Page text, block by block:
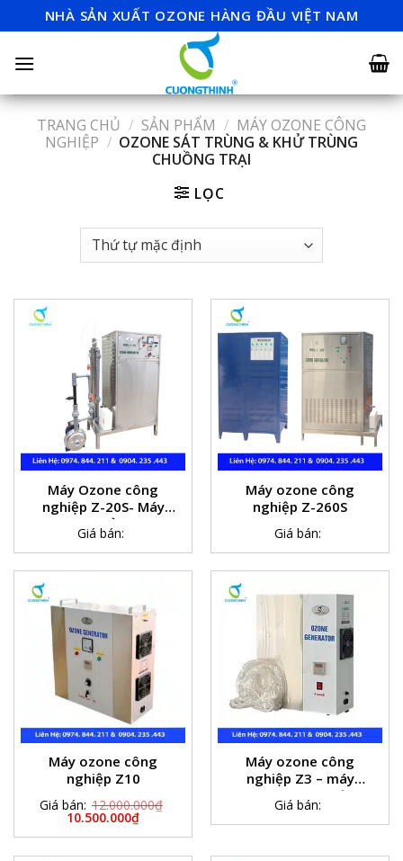
to
content
NHÀ SẢN XUẤT OZONE HÀNG ĐẦU VIỆT NAM
TRANG CHỦ / SẢN PHẨM / MÁY OZONE CÔNG
NGHIỆP / OZONE SÁT TRÙNG & KHỬ TRÙNG
CHUỒNG TRẠI
LỌC
Máy Ozone công
nghiệp Z-20S- Máy
Ozone khử trùng
nước
Giá bán:
Máy ozone công
nghiệp Z-260S
Giá bán:
Máy ozone công
nghiệp Z10
Giá bán: 12.000.000₫
10.500.000₫
Máy ozone công
nghiệp Z3 – máy
ozone sục nước
Giá bán: